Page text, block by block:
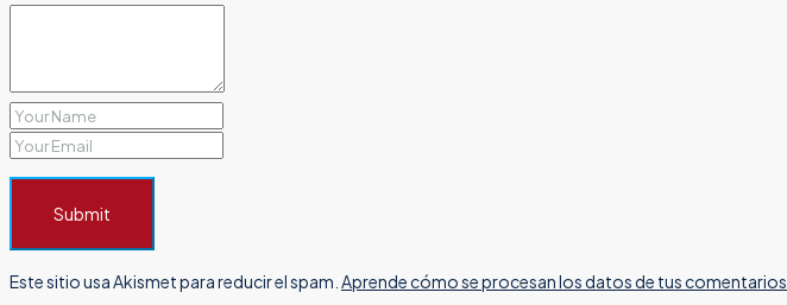
Submit
Este sitio usa Akismet para reducir el spam. Aprende cómo se procesan los datos de tus comentarios.